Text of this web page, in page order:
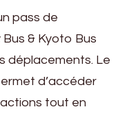
pass de
& Kyoto Bus
déplacements. Le
d’accéder
tout en